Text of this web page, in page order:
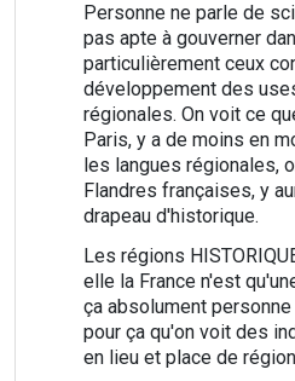
Personne ne parle de
pas apte à gouverner
particulièrement ceux
développement des
régionales. On voit ce
Paris, y a de moins en
les langues régionales,
Flandres françaises, y
drapeau d'historique.
Les régions
elle la France n'est
ça absolument
pour ça qu'on voit des
en lieu et place de